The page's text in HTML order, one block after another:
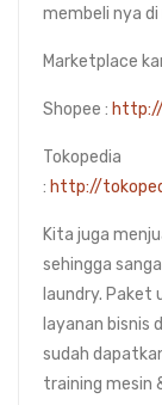
membeli nya
Marketplace
Shopee : http://
Tokopedia
: http://
Kita juga
sehingga
laundry. Paket
layanan bisnis
sudah
training mesin